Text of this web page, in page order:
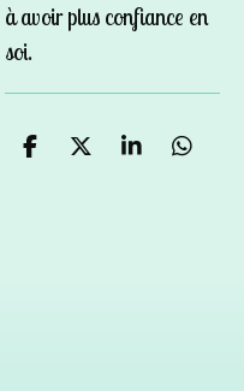
à avoir plus confiance en
soi.
P
P
P
P